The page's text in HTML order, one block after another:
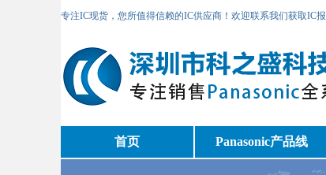
专注IC现货，您所值得信赖的IC供应商！欢迎联系我们获取IC
首页 Panasonic产品线